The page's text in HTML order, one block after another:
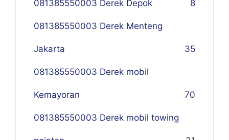
081385550003 Derek Depok 8
081385550003 Derek Menteng
Jakarta 35
081385550003 Derek mobil
Kemayoran 70
081385550003 Derek mobil towing